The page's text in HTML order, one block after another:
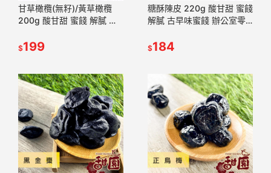
甘草橄欖(無籽)/黃草橄欖
200g 酸甘甜 蜜餞 解膩 古
推薦 懷舊滋味【甜園】
$199
糖酥陳皮 220g 酸甘甜 蜜餞
解膩 古早味蜜餞 辦公室零
園】
$184